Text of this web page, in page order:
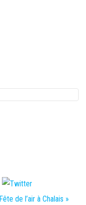
Tweeter
Fête de l’air à Chalais »